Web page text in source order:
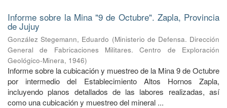
Informe sobre la Mina "9 de Octubre". Zapla, Provincia
de Jujuy
González Stegemann, Eduardo (Ministerio de Defensa. Dirección
General de Fabricaciones Militares. Centro de Exploración
Geológico-Minera, 1946)
Informe sobre la cubicación y muestreo de la Mina 9 de Octubre
por intermedio del Establecimiento Altos Hornos Zapla,
incluyendo planos detallados de las labores realizadas, así
como una cubicación y muestreo del mineral ...